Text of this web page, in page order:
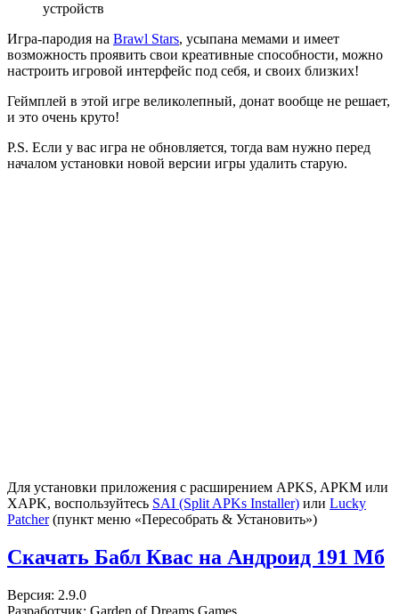
устройств
Игра-пародия на Brawl Stars, усыпана мемами и имеет
возможность проявить свои креативные способности, можно
настроить игровой интерфейс под себя, и своих близких!
Геймплей в этой игре великолепный, донат вообще не решает,
и это очень круто!
P.S. Если у вас игра не обновляется, тогда вам нужно перед
началом установки новой версии игры удалить старую.
Для установки приложения с расширением APKS, APKM или
XAPK, воспользуйтесь SAI (Split APKs Installer) или Lucky
Patcher(пункт меню «Пересобрать & Установить»)
Скачать Бабл Квас на Андроид 191 Мб
Версия: 2.9.0